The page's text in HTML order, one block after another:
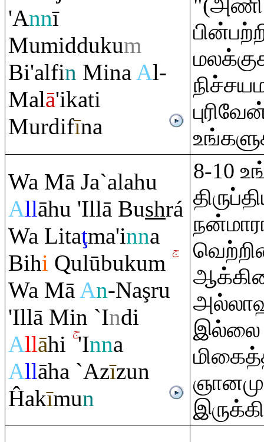
'Annī
Mumiddukum
Bi'alfin MinaAl-
Malā'ikati
Murdifīna
Wa Mā Ja`alahu
Allāhu 'Illā Bushrá
Wa Litaţma'inna
Bihi Qulūbukum
Wa MāAn-Naşru
'Illā Min `Indi
Allāhi 'Inna
Allāha `Azīzun
Ĥakīmun
8-10
இல்லை